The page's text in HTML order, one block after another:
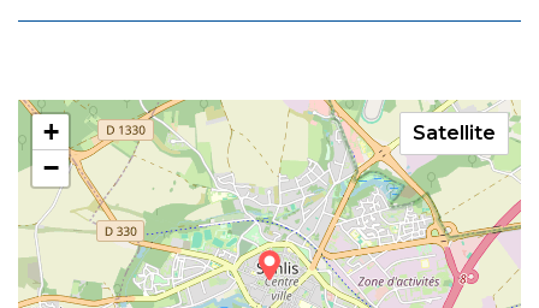
+
−
Satellite